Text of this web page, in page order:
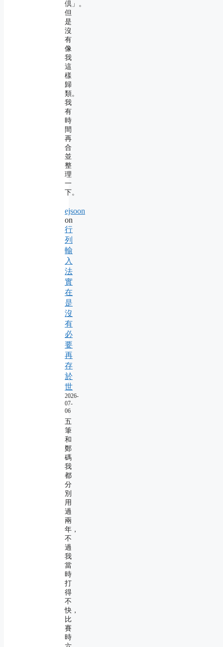
倶」。
但
是
沒
有
像
我
這
樣
歸
類。
我
有
時
間
再
合
並
整
理
一
下。
ejsoon
on
行
列
輸
入
法
實
在
是
沒
有
必
要
再
存
於
世
2026-
07-
06
五
筆
和
鄭
碼
我
都
分
別
用
過
兩
年，
不
過
我
當
時
打
得
不
快，
比
賽
時